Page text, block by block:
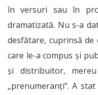
în versuri sau în
dramatizată. Nu s-a
desfătare, cuprinsă de
care le-a compus și
și distribuitor,
„prenumeranți”. A